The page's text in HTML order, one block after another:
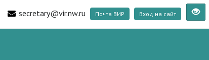
secretary@vir.nw.ru Почта ВИР Вход на сайт